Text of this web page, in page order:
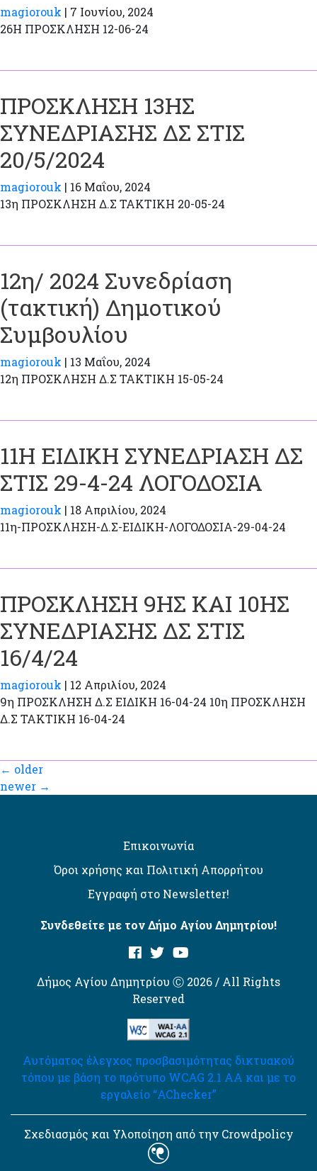
magiorouk | 7 Ιουνίου, 2024
26H ΠΡΟΣΚΛΗΣΗ 12-06-24
ΠΡΟΣΚΛΗΣΗ 13ΗΣ
ΣΥΝΕΔΡΙΑΣΗΣ ΔΣ ΣΤΙΣ
20/5/2024
magiorouk | 16 Μαΐου, 2024
13η ΠΡΟΣΚΛΗΣΗ Δ.Σ ΤΑΚΤΙΚΗ 20-05-24
12η/ 2024 Συνεδρίαση
(τακτική) Δημοτικού
Συμβουλίου
magiorouk | 13 Μαΐου, 2024
12η ΠΡΟΣΚΛΗΣΗ Δ.Σ ΤΑΚΤΙΚΗ 15-05-24
11H ΕΙΔΙΚΗ ΣΥΝΕΔΡΙΑΣΗ ΔΣ
ΣΤΙΣ 29-4-24 ΛΟΓΟΔΟΣΙΑ
magiorouk | 18 Απριλίου, 2024
11η-ΠΡΟΣΚΛΗΣΗ-Δ.Σ-EIΔΙΚΗ-ΛΟΓΟΔΟΣΙΑ-29-04-24
ΠΡΟΣΚΛΗΣΗ 9ΗΣ ΚΑΙ 10ΗΣ
ΣΥΝΕΔΡΙΑΣΗΣ ΔΣ ΣΤΙΣ
16/4/24
magiorouk | 12 Απριλίου, 2024
9η ΠΡΟΣΚΛΗΣΗ Δ.Σ ΕΙΔΙΚΗ 16-04-24 10η ΠΡΟΣΚΛΗΣΗ
Δ.Σ ΤΑΚΤΙΚΗ 16-04-24
← older
newer →
Επικοινωνία
Όροι χρήσης και Πολιτική Απορρήτου
Εγγραφή στο Newsletter!
Συνδεθείτε με τον Δήμο Αγίου Δημητρίου!
Δήμος Αγίου Δημητρίου Ⓒ 2026 / All Rights
Reserved
Αυτόματος έλεγχος προσβασιμότητας δικτυακού
τόπου με βάση το πρότυπο WCAG 2.1 AA και με το
εργαλείο “AChecker”
Σχεδιασμός και Υλοποίηση από την Crowdpolicy